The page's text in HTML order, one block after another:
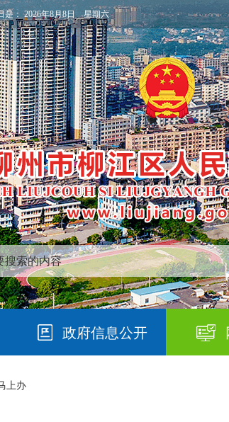
是：2026年8月8日 星期六
政府信息公开
上办